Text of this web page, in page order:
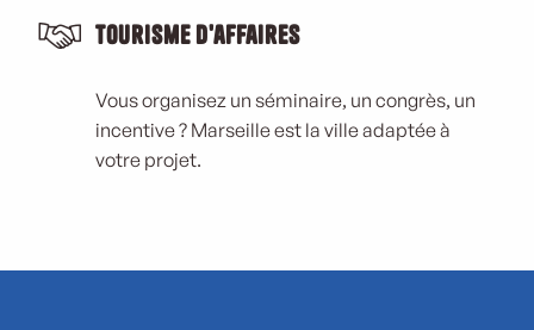
Tourisme d'affaires
Vous organisez un séminaire, un congrès, un
incentive ? Marseille est la ville adaptée à
votre projet.